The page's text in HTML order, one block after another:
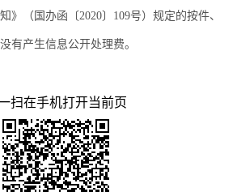
》（国办函〔2020〕109号）规定的按件、
有产生信息公开处理费。
扫在手机打开当前页